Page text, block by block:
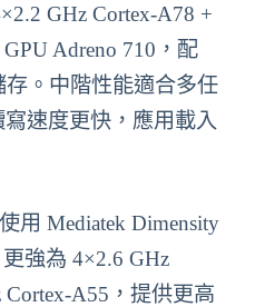
GHz Cortex-A78 +
Adreno 710，配
存。中階性能適合多任
速度更快，應用載入
用 Mediatek Dimensity
強為 4×2.6 GHz
A55，提供更高